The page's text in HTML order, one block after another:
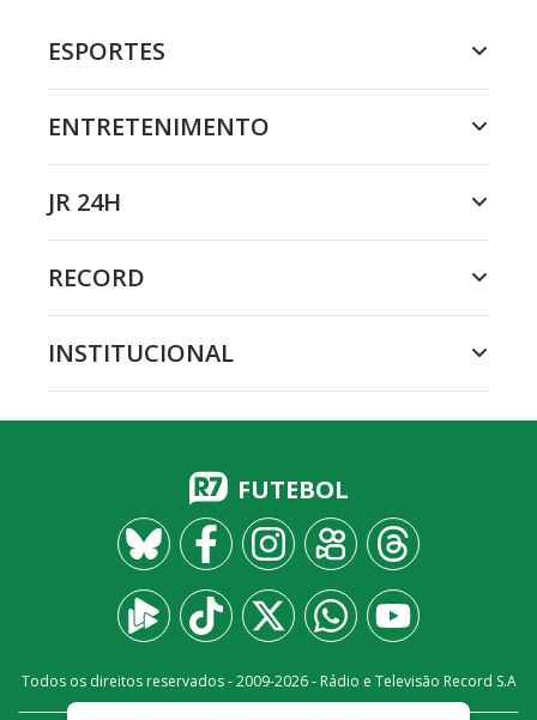
ESPORTES
ENTRETENIMENTO
JR 24H
RECORD
INSTITUCIONAL
FUTEBOL
Todos os direitos reservados - 2009-2026- Rádio e Televisão Record S.A